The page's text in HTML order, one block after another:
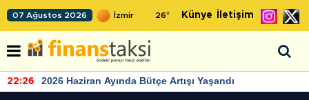
07 Ağustos 2026 26° Künye İletişim
22:24 TCMB'nin rezervlerinde artan momentum devam ediyor